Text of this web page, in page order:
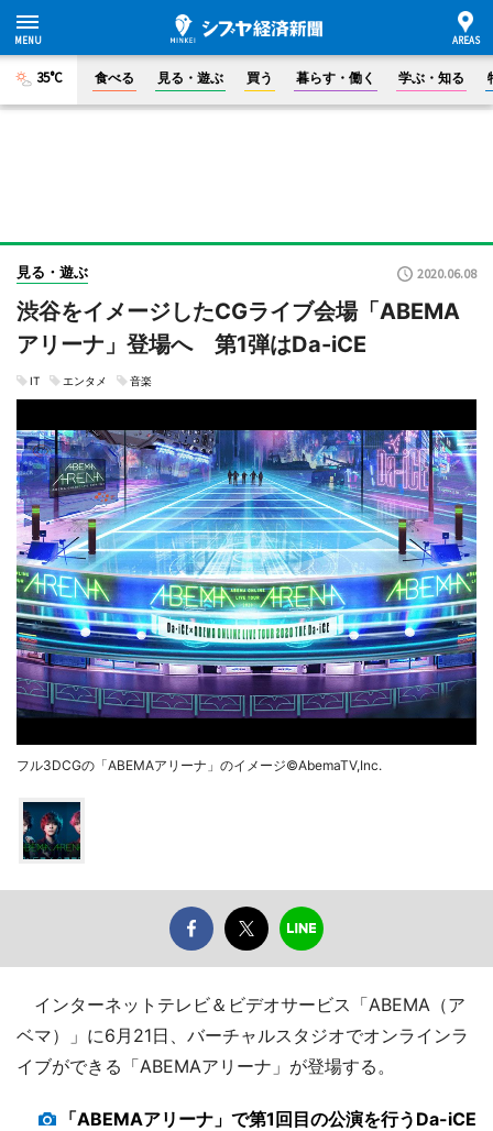
35°C 食べる 見る・遊ぶ 買う 暮らす・働く 学ぶ・知る
見る・遊ぶ 2020.06.08
渋谷をイメージしたCGライブ会場「ABEMA
アリーナ」登場へ 第1弾はDa-iCE
IT エンタメ 音楽
フル3DCGの「ABEMAアリーナ」のイメージ©AbemaTV,Inc.
インターネットテレビ＆ビデオサービス「ABEMA（ア
ベマ）」に6月21日、バーチャルスタジオでオンラインラ
イブができる「ABEMAアリーナ」が登場する。
「ABEMAアリーナ」で第1回目の公演を行うDa-iCE